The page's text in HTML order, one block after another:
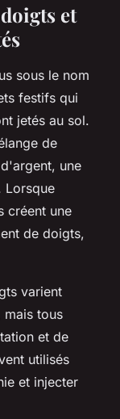
et
sous le nom
festifs qui
jetés au sol.
de
une
Lorsque
créent une
de doigts,
varient
mais tous
et de
utilisés
et injecter